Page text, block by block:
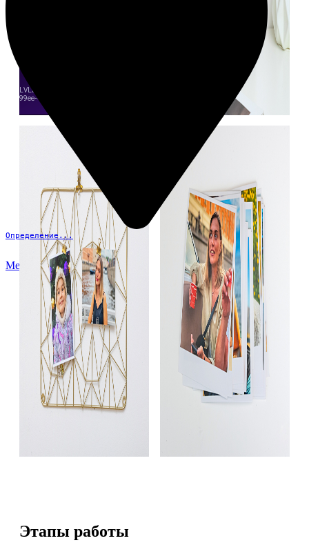
Определение...
Меню
Этапы работы